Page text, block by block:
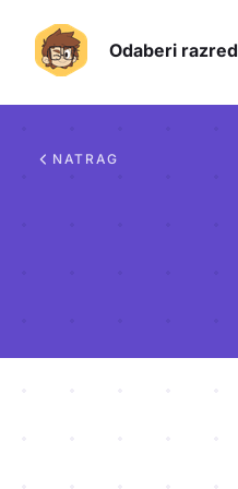
Odaberi razred
NATRAG